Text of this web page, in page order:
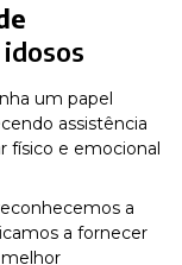
um papel
assistência
físico e emocional
a
a fornecer
melhor